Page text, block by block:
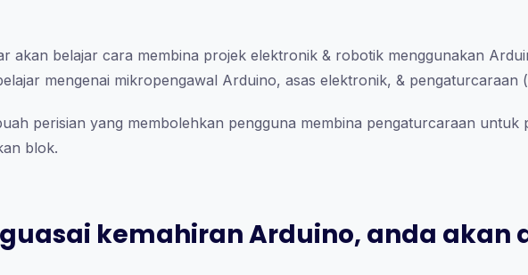
akan belajar cara membina projek elektronik & robotik menggunakan
mengenai mikropengawal Arduino, asas elektronik, & pengaturcaraan (
perisian yang membolehkan pengguna membina pengaturcaraan
blok.
kemahiran Arduino, anda akan